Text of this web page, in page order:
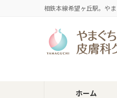
相鉄本線希望ヶ丘駅。や
ホーム